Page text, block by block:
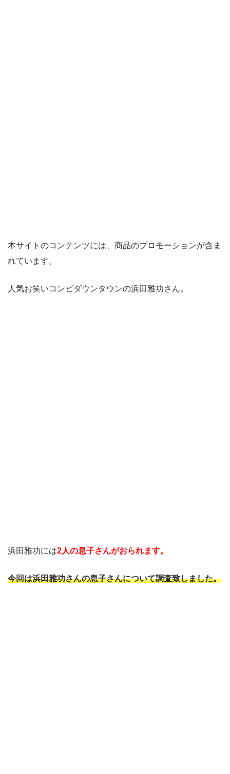
本サイトのコンテンツには、商品のプロモーションが含ま
れています。
人気お笑いコンビダウンタウンの浜田雅功さん。
浜田雅功には2人の息子さんがおられます。
今回は浜田雅功さんの息子さんについて調査致しました。